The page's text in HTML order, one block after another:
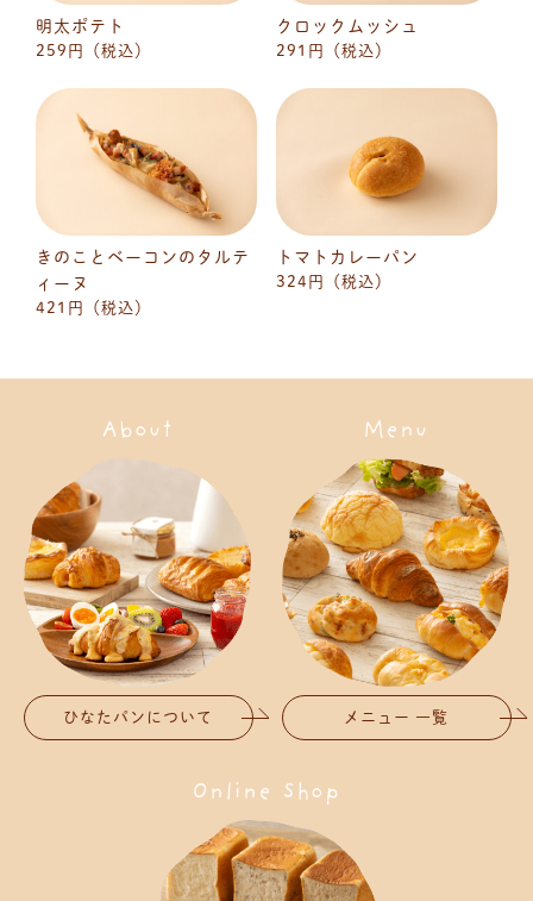
明太ポテト
259円（税込）
クロックムッシュ
291円（税込）
きのことベーコンのタルテ
ィーヌ
421円（税込）
トマトカレーパン
324円（税込）
About
ひなたパンについて
Menu
メニュー 一覧
Online Shop